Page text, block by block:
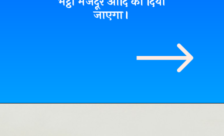
जाएगा।